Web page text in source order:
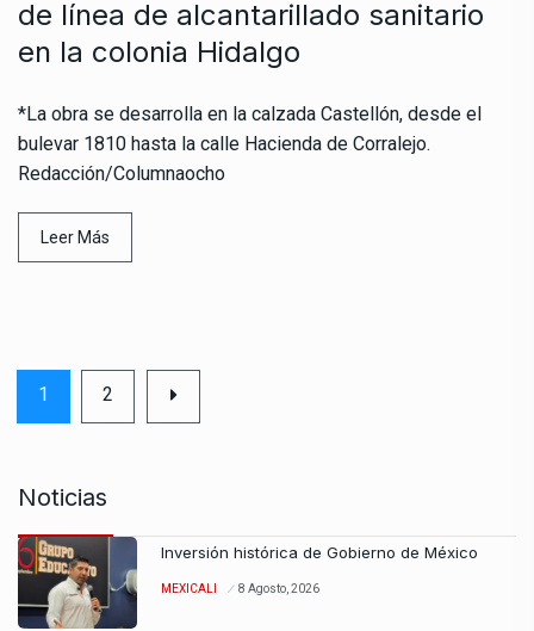
de línea de alcantarillado sanitario
en la colonia Hidalgo
*La obra se desarrolla en la calzada Castellón, desde el
bulevar 1810 hasta la calle Hacienda de Corralejo.
Redacción/Columnaocho
Leer Más
1 2
Noticias
Inversión histórica de Gobierno de México
MEXICALI 8 Agosto, 2026